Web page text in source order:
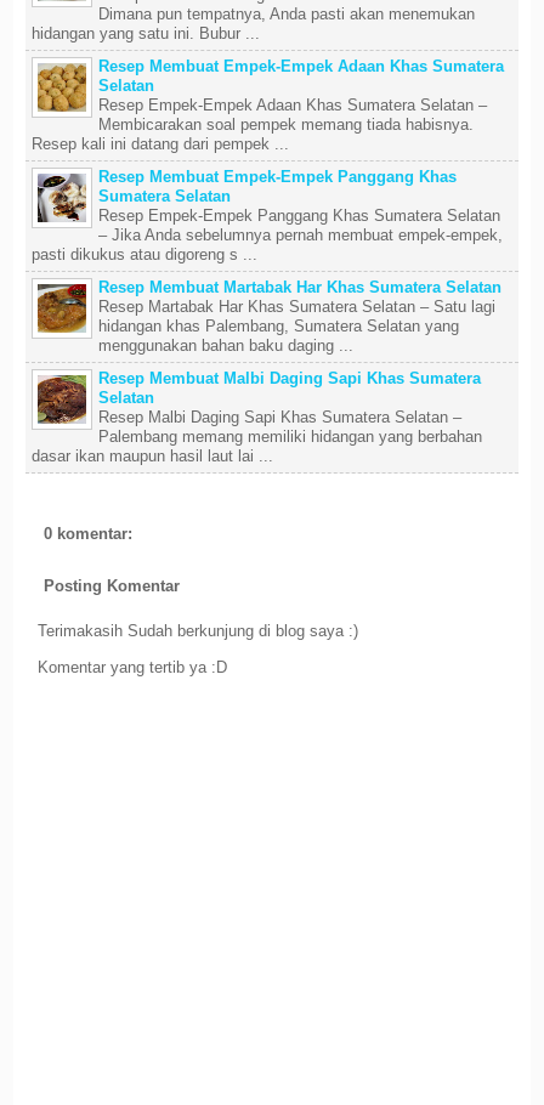
Dimana pun tempatnya, Anda pasti akan menemukan
hidangan yang satu ini. Bubur ...
Resep Membuat Empek-Empek Adaan Khas Sumatera
Selatan
Resep Empek-Empek Adaan Khas Sumatera Selatan –
Membicarakan soal pempek memang tiada habisnya.
Resep kali ini datang dari pempek ...
Resep Membuat Empek-Empek Panggang Khas
Sumatera Selatan
Resep Empek-Empek Panggang Khas Sumatera Selatan
– Jika Anda sebelumnya pernah membuat empek-empek,
pasti dikukus atau digoreng s ...
Resep Membuat Martabak Har Khas Sumatera Selatan
Resep Martabak Har Khas Sumatera Selatan – Satu lagi
hidangan khas Palembang, Sumatera Selatan yang
menggunakan bahan baku daging ...
Resep Membuat Malbi Daging Sapi Khas Sumatera
Selatan
Resep Malbi Daging Sapi Khas Sumatera Selatan –
Palembang memang memiliki hidangan yang berbahan
dasar ikan maupun hasil laut lai ...
0 komentar:
Posting Komentar
Terimakasih Sudah berkunjung di blog saya :)
Komentar yang tertib ya :D